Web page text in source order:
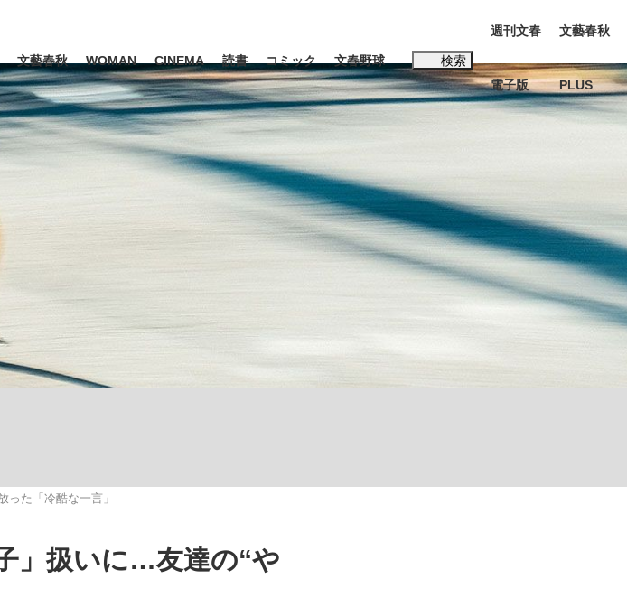
ライフ ビジネス インタビュー 読書
「90%は失敗する。でも…」本田圭佑が初めて明かした日本代表監督に...
「敗因分析は一切聞かれなかった」侍ジャパン選手が証言した“NPB聞...
キングの誕生を、目撃せよ。
文藝春秋 WOMAN CINEMA 読書 コミック 文春野球 検索
キーワード入力
#松田聖子
週刊文春
電子版
文藝春秋
PLUS
た「冷酷な一言」
」扱いに…友達の“や